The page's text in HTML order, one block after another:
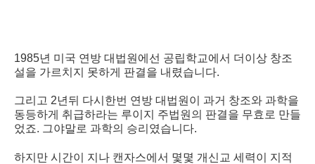
1985년 미국 연방 대법원에선 공립학교에서 더이상 창조
설을 가르치지 못하게 판결을 내렸습니다.
그리고 2년뒤 다시한번 연방 대법원이 과거 창조와 과학을
동등하게 취급하라는 루이지 주법원의 판결을 무효로 만들
었죠. 그야말로 과학의 승리였습니다.
하지만 시간이 지나 캔자스에서 몇몇 개신교 세력이 지적